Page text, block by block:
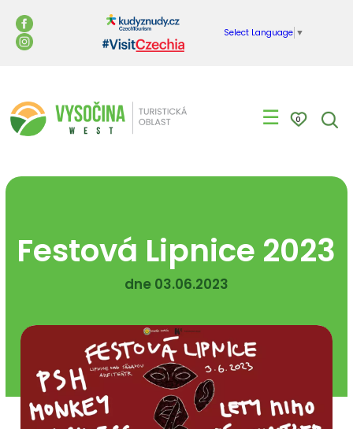
Select Language ▼
☰ 0
Festová Lipnice 2023
dne 03.06.2023